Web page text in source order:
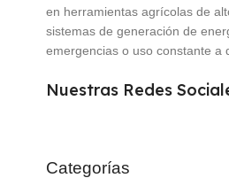
en herramientas agrícolas de
sistemas de generación de
emergencias o uso constante a
Nuestras Redes
Categorías